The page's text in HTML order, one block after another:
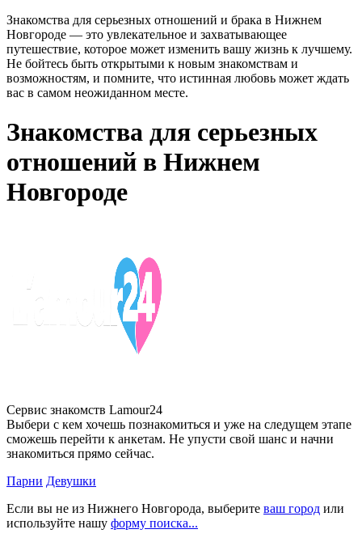
Знакомства для серьезных отношений и брака в Нижнем
Новгороде — это увлекательное и захватывающее
путешествие, которое может изменить вашу жизнь к лучшему.
Не бойтесь быть открытыми к новым знакомствам и
возможностям, и помните, что истинная любовь может ждать
вас в самом неожиданном месте.
Знакомства для серьезных
отношений в Нижнем
Новгороде
Сервис знакомств Lamour24
Выбери с кем хочешь познакомиться и уже на следущем этапе
сможешь перейти к анкетам. Не упусти свой шанс и начни
знакомиться прямо сейчас.
Парни Девушки
Если вы не из Нижнего Новгорода, выберите ваш город или
используйте нашу форму поиска...